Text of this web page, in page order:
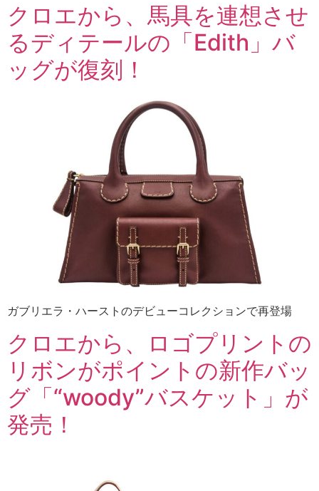
クロエから、馬具を連想させ
るディテールの「Edith」バ
ッグが復刻！
ガブリエラ・ハーストのデビューコレクションで再登場
クロエから、ロゴプリントの
リボンがポイントの新作バッ
グ「“woody”バスケット」が
発売！